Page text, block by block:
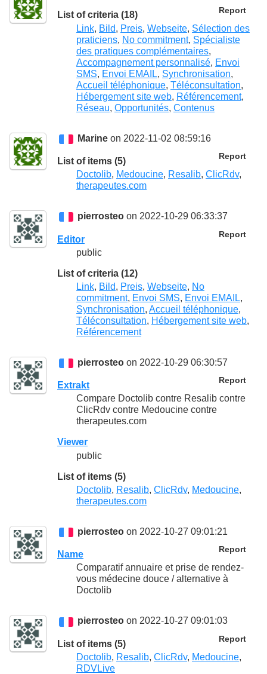
Report
List of criteria (18)
Link, Bild, Preis, Webseite, Sélection des
praticiens, No commitment, Spécialiste
des pratiques complémentaires,
Accompagnement personnalisé, Envoi
SMS, Envoi EMAIL, Synchronisation,
Accueil téléphonique, Téléconsultation,
Hébergement site web, Référencement,
Réseau, Opportunités, Contenus
Marine on 2022-11-02 08:59:16
Report
List of items (5)
Doctolib, Medoucine, Resalib, ClicRdv,
therapeutes.com
pierrosteo on 2022-10-29 06:33:37
Report
Editor
public
List of criteria (12)
Link, Bild, Preis, Webseite, No
commitment, Envoi SMS, Envoi EMAIL,
Synchronisation, Accueil téléphonique,
Téléconsultation, Hébergement site web,
Référencement
pierrosteo on 2022-10-29 06:30:57
Report
Extrakt
Compare Doctolib contre Resalib contre
ClicRdv contre Medoucine contre
therapeutes.com
Viewer
public
List of items (5)
Doctolib, Resalib, ClicRdv, Medoucine,
therapeutes.com
pierrosteo on 2022-10-27 09:01:21
Report
Name
Comparatif annuaire et prise de rendez-
vous médecine douce / alternative à
Doctolib
pierrosteo on 2022-10-27 09:01:03
Report
List of items (5)
Doctolib, Resalib, ClicRdv, Medoucine,
RDVLive